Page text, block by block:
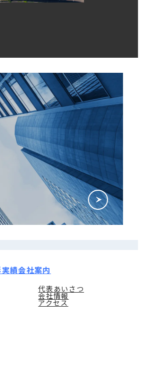
績会社案内
代表あいさつ
会社情報
アクセス